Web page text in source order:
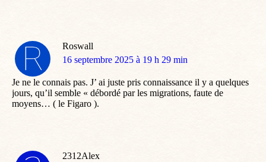
Roswall
dit
16 septembre 2025 à 19 h 29 min
Je ne le connais pas. J’ ai juste pris connaissance il y a quelques
jours, qu’il semble « débordé par les migrations, faute de
moyens… ( le Figaro ).
2312Alex